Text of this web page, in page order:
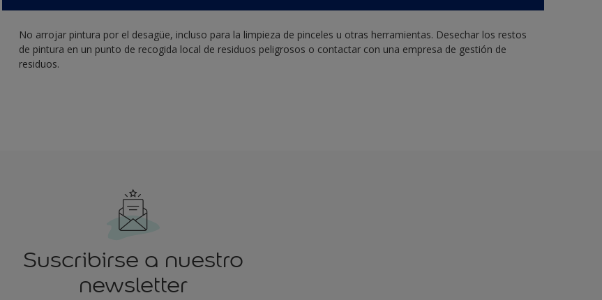
No arrojar pintura por el desagüe, incluso para la limpieza de pinceles u otras herramientas. Desechar los restos
de pintura en un punto de recogida local de residuos peligrosos o contactar con una empresa de gestión de
residuos.
Suscribirse a nuestro
newsletter